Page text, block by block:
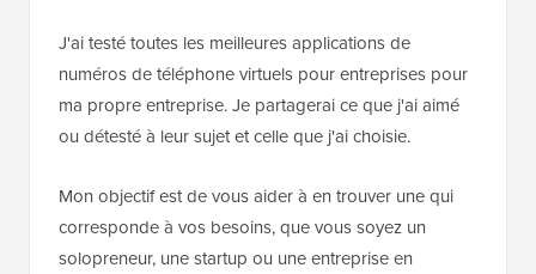
J'ai testé toutes les meilleures applications de
numéros de téléphone virtuels pour entreprises pour
ma propre entreprise. Je partagerai ce que j'ai aimé
ou détesté à leur sujet et celle que j'ai choisie.
Mon objectif est de vous aider à en trouver une qui
corresponde à vos besoins, que vous soyez un
solopreneur, une startup ou une entreprise en